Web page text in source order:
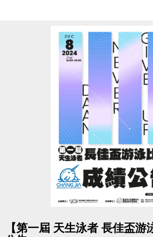
和平實小、北教大附小及大安國小獨
開課前學生或教職員子女皆享88折優
【1/1起須憑證件至現場報名】
2025跳跳冰炫風冬令營簡介下載傳
https://reurl.cc/ZZ1NRl
註冊、報名傳送門
https://www.cjcf.com.tw/CG02.aspx
大安有APP囉!也可以報名冬令營喔~
【第一屆 天生泳者 長佳盃游